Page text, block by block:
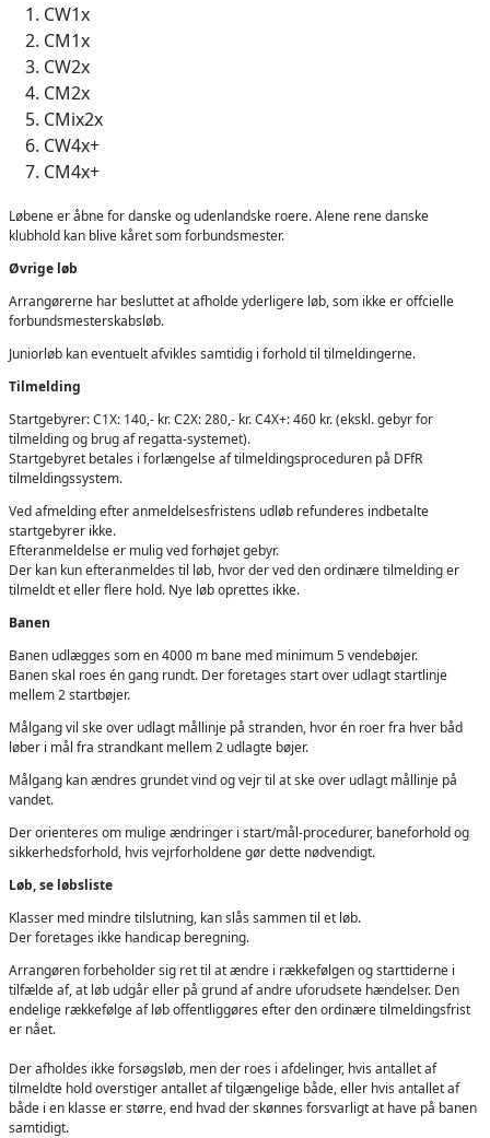
CW1x
CM1x
CW2x
CM2x
CMix2x
CW4x+
CM4x+
Løbene er åbne for danske og udenlandske roere. Alene rene danske
klubhold kan blive kåret som forbundsmester.
Øvrige løb
Arrangørerne har besluttet at afholde yderligere løb, som ikke er offcielle
forbundsmesterskabsløb.
Juniorløb kan eventuelt afvikles samtidig i forhold til tilmeldingerne.
Tilmelding
Startgebyrer: C1X: 140,- kr. C2X: 280,- kr. C4X+: 460 kr. (ekskl. gebyr for
tilmelding og brug af regatta-systemet).
Startgebyret betales i forlængelse af tilmeldingsproceduren på DFfR
tilmeldingssystem.
Ved afmelding efter anmeldelsesfristens udløb refunderes indbetalte
startgebyrer ikke.
Efteranmeldelse er mulig ved forhøjet gebyr.
Der kan kun efteranmeldes til løb, hvor der ved den ordinære tilmelding er
tilmeldt et eller flere hold. Nye løb oprettes ikke.
Banen
Banen udlægges som en 4000 m bane med minimum 5 vendebøjer.
Banen skal roes én gang rundt. Der foretages start over udlagt startlinje
mellem 2 startbøjer.
Målgang vil ske over udlagt mållinje på stranden, hvor én roer fra hver båd
løber i mål fra strandkant mellem 2 udlagte bøjer.
Målgang kan ændres grundet vind og vejr til at ske over udlagt mållinje på
vandet.
Der orienteres om mulige ændringer i start/mål-procedurer, baneforhold og
sikkerhedsforhold, hvis vejrforholdene gør dette nødvendigt.
Løb, se løbsliste
Klasser med mindre tilslutning, kan slås sammen til et løb.
Der foretages ikke handicap beregning.
Arrangøren forbeholder sig ret til at ændre i rækkefølgen og starttiderne i
tilfælde af, at løb udgår eller på grund af andre uforudsete hændelser. Den
endelige rækkefølge af løb offentliggøres efter den ordinære tilmeldingsfrist
er nået.
Der afholdes ikke forsøgsløb, men der roes i afdelinger, hvis antallet af
tilmeldte hold overstiger antallet af tilgængelige både, eller hvis antallet af
både i en klasse er større, end hvad der skønnes forsvarligt at have på banen
samtidigt.